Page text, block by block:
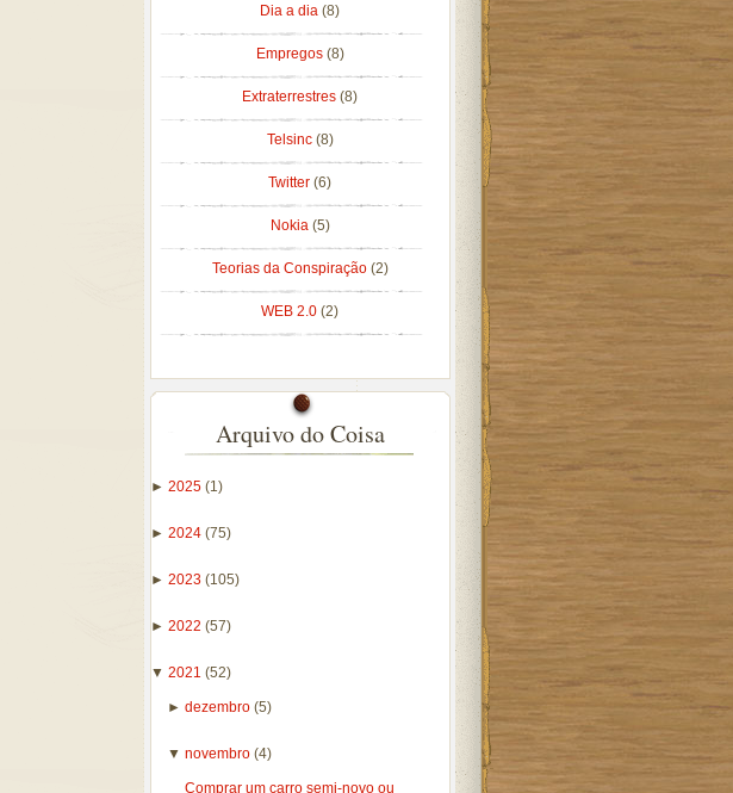
Dia a dia (8)
Empregos (8)
Extraterrestres (8)
Telsinc (8)
Twitter (6)
Nokia (5)
Teorias da Conspiração (2)
WEB 2.0 (2)
Arquivo do Coisa
► 2025 (1)
► 2024 (75)
► 2023 (105)
► 2022 (57)
▼ 2021 (52)
► dezembro (5)
▼ novembro (4)
Comprar um carro semi-novo ou